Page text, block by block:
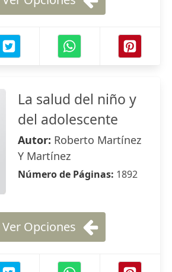
La salud del niño y
del adolescente
Autor: Roberto Martínez
Y Martínez
Número de Páginas: 1892
Ver Opciones